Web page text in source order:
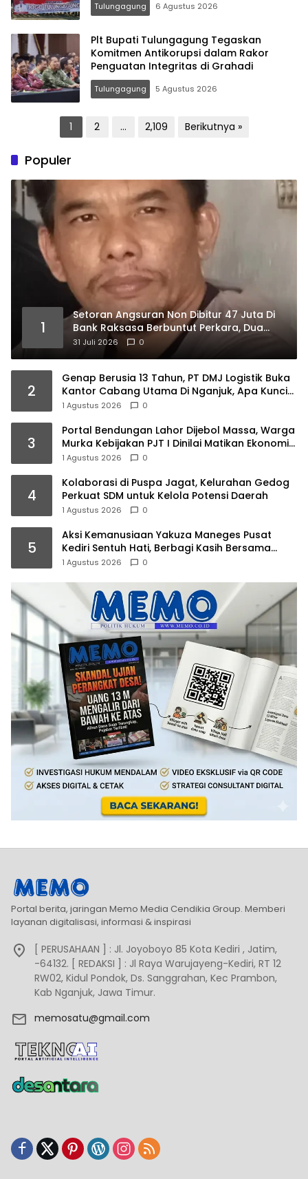
Tulungagung 6 Agustus 2026
Plt Bupati Tulungagung Tegaskan
Komitmen Antikorupsi dalam Rakor
Penguatan Integritas di Grahadi
Tulungagung 5 Agustus 2026
Paginasi1 2 … 2,109 Berikutnya »
Populer
1
Setoran Angsuran Non Dibitur 47 Juta Di
Bank Raksasa Berbuntut Perkara, Dua
Pentolan LSM Ancang Ancang Ambil
31 Juli 2026 0
2
Genap Berusia 13 Tahun, PT DMJ Logistik Buka
Kantor Cabang Utama Di Nganjuk, Apa Kunci
Suksesnya ? Begini Motivasi Dirut Titus
1 Agustus 2026 0
3
Portal Bendungan Lahor Dijebol Massa, Warga
Murka Kebijakan PJT I Dinilai Matikan Ekonomi
Rakyat
1 Agustus 2026 0
4
Kolaborasi di Puspa Jagat, Kelurahan Gedog
Perkuat SDM untuk Kelola Potensi Daerah
1 Agustus 2026 0
5
Aksi Kemanusiaan Yakuza Maneges Pusat
Kediri Sentuh Hati, Berbagi Kasih Bersama
Lansia di Panti Jompo Akar Kasih Pare
1 Agustus 2026 0
Portal berita, jaringan Memo Media Cendikia Group. Memberi
layanan digitalisasi, informasi & inspirasi
[ PERUSAHAAN ] : Jl. Joyoboyo 85 Kota Kediri , Jatim,
-64132. [ REDAKSI ] : Jl Raya Warujayeng-Kediri, RT 12
RW02, Kidul Pondok, Ds. Sanggrahan, Kec Prambon,
Kab Nganjuk, Jawa Timur.
memosatu@gmail.com